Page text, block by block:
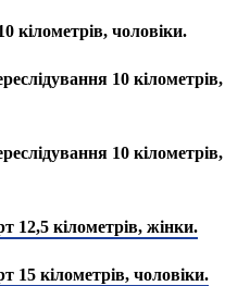
кілометрів, чоловіки.
10 кілометрів,
10 кілометрів,
12,5 кілометрів, жінки.
15 кілометрів, чоловіки.